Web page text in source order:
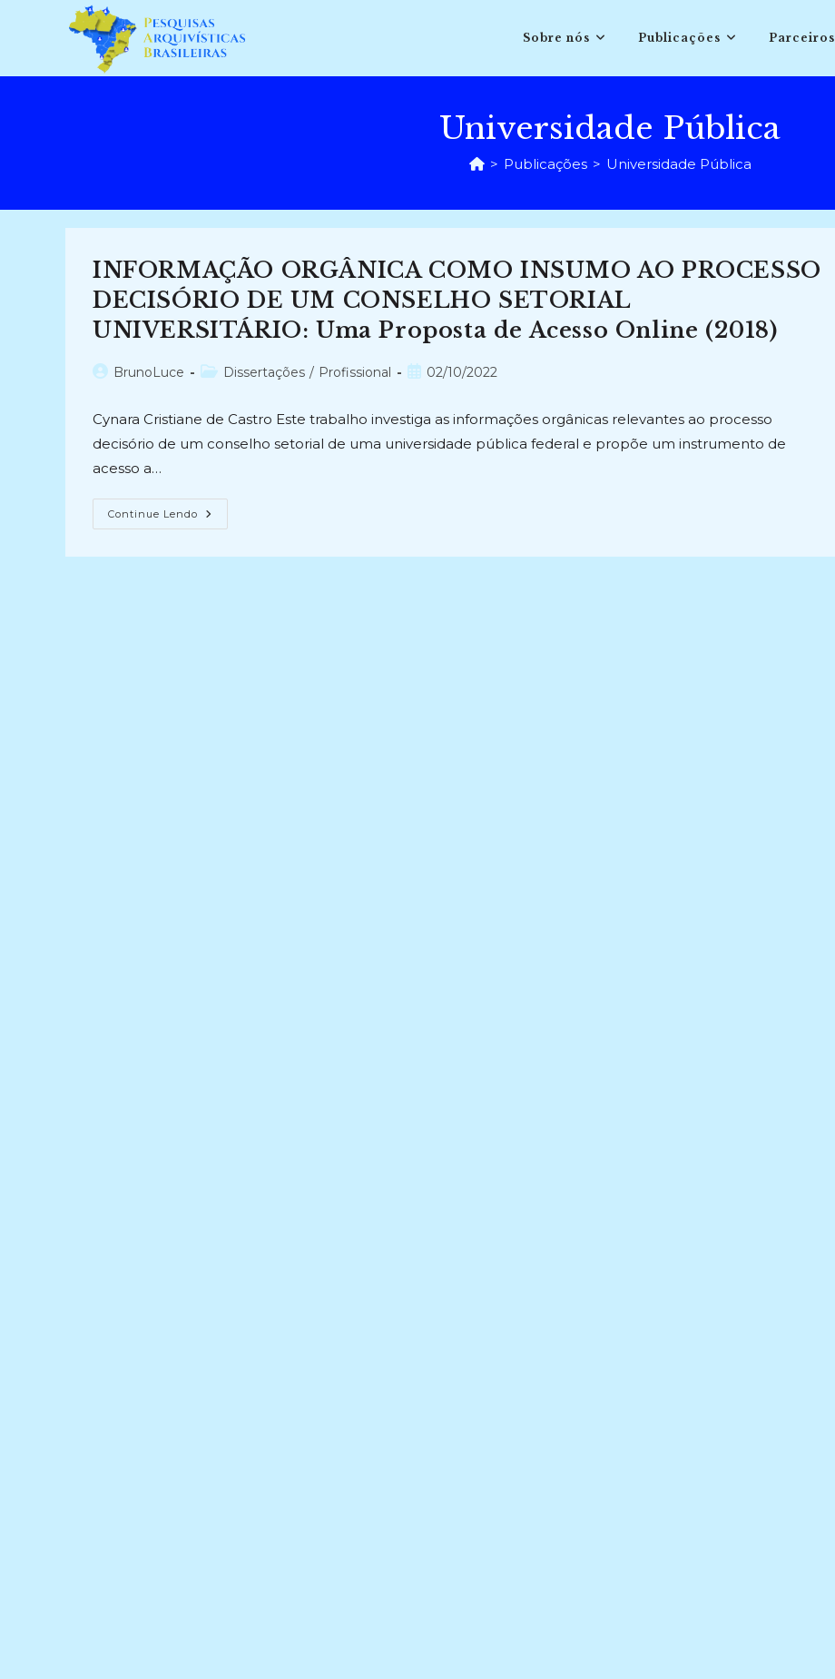
conteúdo
Sobre nós Publicações Parceiros
Universidade Pública
> Publicações > Universidade Pública
INFORMAÇÃO ORGÂNICA COMO INSUMO AO PROCESSO
DECISÓRIO DE UM CONSELHO SETORIAL
UNIVERSITÁRIO: Uma Proposta de Acesso Online (2018)
AutorBrunoLuce
Categoria
Dissertações / Profissional
Post02/10/2022
Cynara Cristiane de Castro Este trabalho investiga as informações orgânicas relevantes ao processo
decisório de um conselho setorial de uma universidade pública federal e propõe um instrumento de
acesso a…
Continue Lendo INFORMAÇÃO
ORGÂNICA